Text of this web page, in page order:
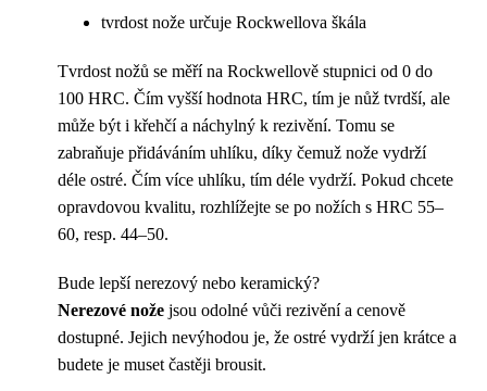
tvrdost nože určuje Rockwellova škála
Tvrdost nožů se měří na Rockwellově stupnici od 0 do
100 HRC. Čím vyšší hodnota HRC, tím je nůž tvrdší, ale
může být i křehčí a náchylný k rezivění. Tomu se
zabraňuje přidáváním uhlíku, díky čemuž nože vydrží
déle ostré. Čím více uhlíku, tím déle vydrží. Pokud chcete
opravdovou kvalitu, rozhlížejte se po nožích s HRC 55–
60, resp. 44–50.
Bude lepší nerezový nebo keramický?
Nerezové nože jsou odolné vůči rezivění a cenově
dostupné. Jejich nevýhodou je, že ostré vydrží jen krátce a
budete je muset častěji brousit.